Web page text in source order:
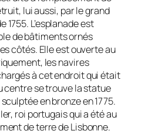
lui aussi, par le grand
L’esplanade est
de bâtiments ornés
côtés. Elle est ouverte au
les navires
à cet endroit qui était
centre se trouve la statue
en bronze en 1775.
roi portugais qui a été au
de terre de Lisbonne.